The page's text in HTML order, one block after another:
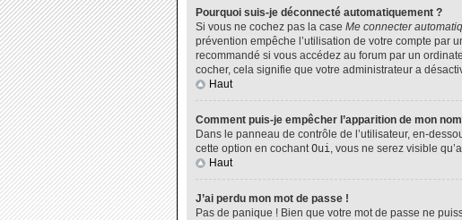
Pourquoi suis-je déconnecté automatiquement ?
Si vous ne cochez pas la case Me connecter
prévention empêche l’utilisation de votre compte par
recommandé si vous accédez au forum par un
cocher, cela signifie que votre administrateur a
Haut
Comment puis-je empêcher l’apparition de mon
Dans le panneau de contrôle de l’utilisateur, en-
cette option en cochantOui, vous ne serez visible
Haut
J’ai perdu mon mot de passe !
Pas de panique ! Bien que votre mot de passe ne